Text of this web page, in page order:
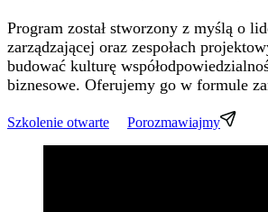
Program został stworzony z myślą o
zarządzającej oraz zespołach
budować kulturę
biznesowe. Oferujemy go w formule
Szkolenie otwarte Porozmawiajmy